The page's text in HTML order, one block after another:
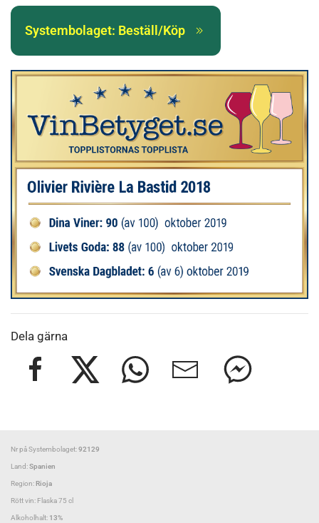
Systembolaget: Beställ/Köp
Dela gärna
Nr på Systembolaget:92129
Land:Spanien
Region:Rioja
Rött vin: Flaska 75 cl
Alkoholhalt: 13%